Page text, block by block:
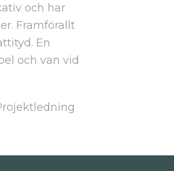
och har
Framförallt
En
och van vid